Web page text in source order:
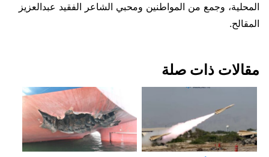
المحلية، وجمع من المواطنين ومحبي الشاعر الفقيد عبدالعزيز
المقالح.
مقالات ذات صلة